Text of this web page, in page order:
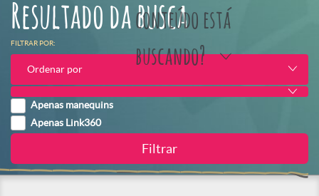
conteúdo está
buscando?
Resultado da busca
FILTRAR POR:
Ordenar por
Apenas manequins
Apenas Link360